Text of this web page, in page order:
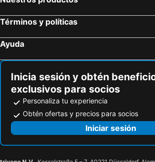
Términos y políticas
Ayuda
Inicia sesión y obtén
exclusivos para socios
Personaliza tu experiencia
Obtén ofertas y precios para socios
Iniciar sesión